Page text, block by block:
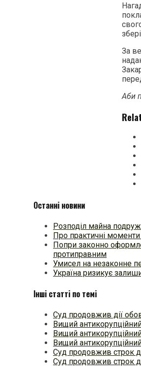
За
Аби
Останні новини
Розподіл майна
Про практичні
Попри законно
протиправним
Умисел на незаконне
Україна ризикує
Інші статті по темі
Суд продовжив дії
Вищий
Вищий
Вищий
Cуд продовжив строк
Суд продовжив строк